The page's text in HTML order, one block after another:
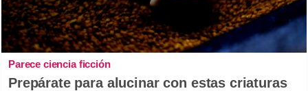
Parece ciencia ficción
Prepárate para alucinar con estas criaturas